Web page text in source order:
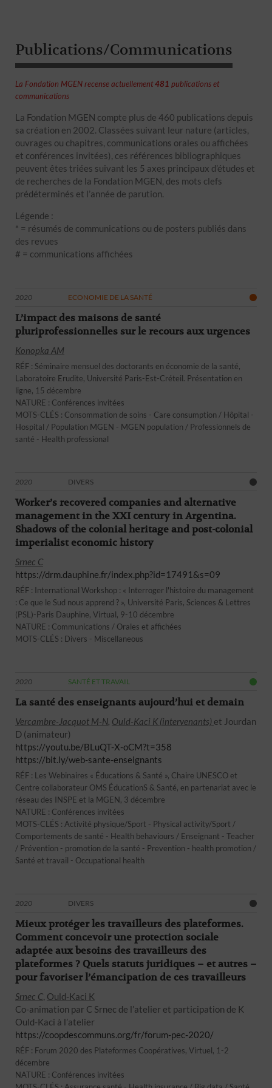
Publications/Communications
La Fondation MGEN recense actuellement481 publications et
communications
La Fondation MGEN compte plus de 460 publications depuis
sa création en 2002. Classées suivant leur nature (articles,
ouvrages ou chapitres, communications orales ou affichées
et conférences invitées), ces références bibliographiques
peuvent êtes triées suivant les 5 axes principaux d’études et
de recherches de la Fondation MGEN, des mots clefs
prédéterminés et l’année de parution.
Légende :
* = résumés de communications ou de posters publiés dans
des revues
# = communications affichées
2020 ECONOMIE DE LA SANTÉ
L’impact des maisons de santé
pluriprofessionnelles sur le recours aux urgences
Konopka AM
RÉF : Séminaire mensuel des doctorants en économie de la santé,
Laboratoire Erudite, Université Paris-Est-Créteil. Présentation en
ligne, 15 décembre
NATURE : Conférences invitées
MOTS-CLÉS : Consommation de soins - Care consumption / Hôpital -
Hospital / Population MGEN - MGEN population / Professionnels de
santé - Health professional
2020 DIVERS
Worker’s recovered companies and alternative
management in the XXI century in Argentina.
Shadows of the colonial heritage and post-colonial
imperialist economic history
Srnec C
https://drm.dauphine.fr/index.php?id=17491&s=09
RÉF : International Workshop : « Interroger l'histoire du management
: Ce que le Sud nous apprend ? », Université Paris, Sciences & Lettres
(PSL)-Paris Dauphine, Virtual, 9-10 décembre
NATURE : Communications / Orales et affichées
MOTS-CLÉS : Divers - Miscellaneous
2020 SANTÉ ET TRAVAIL
La santé des enseignants aujourd’hui et demain
Vercambre-Jacquot M-N, Ould-Kaci K (intervenants) et Jourdan
D (animateur)
https://youtu.be/BLuQT-X-oCM?t=358
https://bit.ly/web-sante-enseignants
RÉF : Les Webinaires « Éducations & Santé », Chaire UNESCO et
Centre collaborateur OMS ÉducationS & Santé, en partenariat avec le
réseau des INSPE et la MGEN, 3 décembre
NATURE : Conférences invitées
MOTS-CLÉS : Activité physique/Sport - Physical activity/Sport /
Comportements de santé - Health behaviours / Enseignant - Teacher
/ Prévention - promotion de la santé - Prevention - health promotion /
Santé et travail - Occupational health
2020 DIVERS
Mieux protéger les travailleurs des plateformes.
Comment concevoir une protection sociale
adaptée aux besoins des travailleurs des
plateformes ? Quels statuts juridiques – et autres –
pour favoriser l’émancipation de ces travailleurs
Srnec C, Ould-Kaci K
Co-animation par C Srnec de l’atelier et participation de K
Ould-Kaci à l’atelier
https://coopdescommuns.org/fr/forum-pec-2020/
RÉF : Forum 2020 des Plateformes Coopératives, Virtuel, 1-2
décembre
NATURE : Conférences invitées